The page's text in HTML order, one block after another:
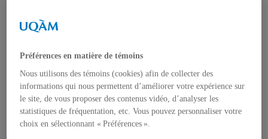
Procès-verbaux
Document pour consultation
Comité exécutif
Liste des membres
Ordres du jour
Procès-verbaux
Index général et résolutions
Commission des études
Préférences en matière de témoins
Nous utilisons des témoins (cookies) afin de collecter des
informations qui nous permettent d’améliorer votre expérience sur
le site, de vous proposer des contenus vidéo, d’analyser les
statistiques de fréquentation, etc. Vous pouvez personnaliser votre
choix en sélectionnant « Préférences ».